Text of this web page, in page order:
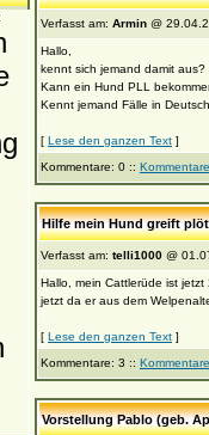
Verfasst am: Armin @
Hallo,
kennt sich jemand damit aus?
Kann ein Hund PLL
Kennt jemand Fälle in
[ Lese den ganzen Text ]
Kommentare: 0 ::
Hilfe mein Hund greift
Verfasst am: telli1000 @
Hallo, mein Cattlerüde ist
jetzt da er aus dem
[ Lese den ganzen Text ]
Kommentare: 3 ::
Vorstellung Pablo (geb.